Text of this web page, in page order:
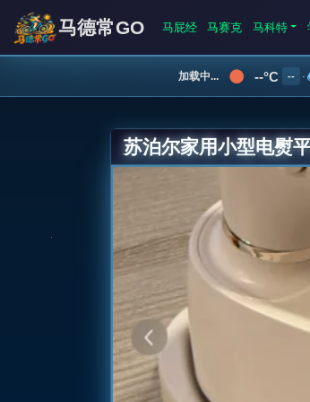
马德常GO 马屁经 马赛克 马科特
加载中... --°C -- ·
苏泊尔家用小型电熨